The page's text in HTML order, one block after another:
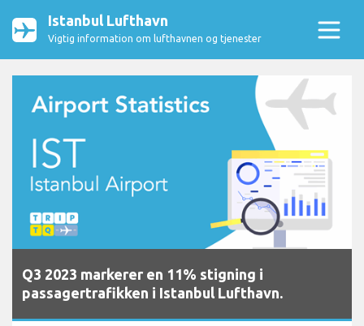
Istanbul Lufthavn
Vigtig information om lufthavnen og tjenester
Q3 2023 markerer en 11% stigning i
passagertrafikken i Istanbul Lufthavn.